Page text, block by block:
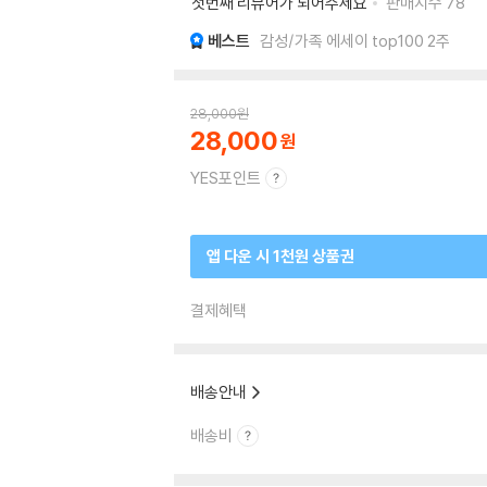
베스트 감성/가족 에세이 top100 2주
28,000원
28,000
YES포인트
앱 다운 시 1천원 상품권
결제혜택
배송안내
배송비